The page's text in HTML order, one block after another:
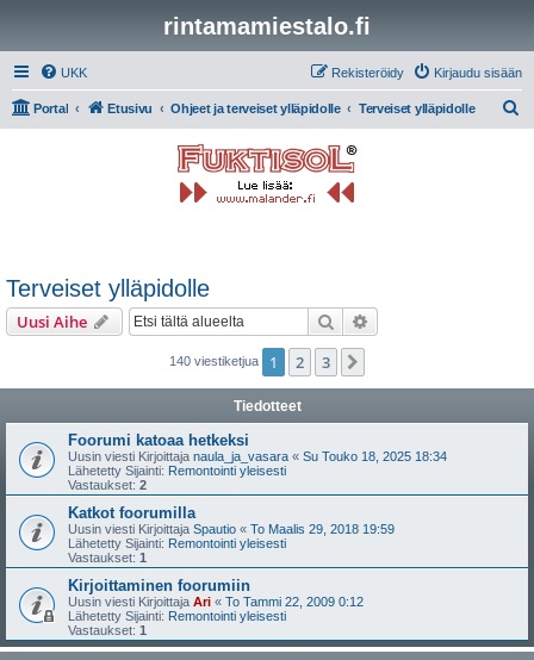
rintamamiestalo.fi
UKK Kirjaudu sisään
Rekisteröidy
Portal Etusivu Ohjeet ja terveiset ylläpidolle Terveiset ylläpidolle
Terveiset ylläpidolle
Uusi Aihe Etsi
140 viestiketjua 1 2 3
Tiedotteet
Foorumi katoaa hetkeksi
Uusin viesti Kirjoittaja naula_ja_vasara « Su Touko 18, 2025 18:34
Lähetetty Sijainti: Remontointi yleisesti
Vastaukset: 2
Katkot foorumilla
Uusin viesti Kirjoittaja Spautio « To Maalis 29, 2018 19:59
Lähetetty Sijainti: Remontointi yleisesti
Vastaukset: 1
Kirjoittaminen foorumiin
Uusin viesti Kirjoittaja Ari « To Tammi 22, 2009 0:12
Lähetetty Sijainti: Remontointi yleisesti
Vastaukset: 1